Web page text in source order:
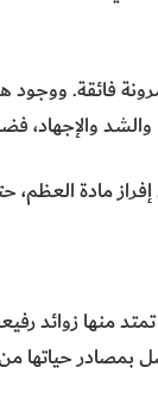
فائقة.
والإجهاد،
إفراز مادة
تمتد منها زوائد
بمصادر